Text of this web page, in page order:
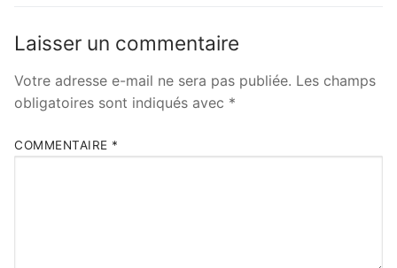
Laisser un commentaire
Votre adresse e-mail ne sera pas publiée. Les champs
obligatoires sont indiqués avec *
COMMENTAIRE *